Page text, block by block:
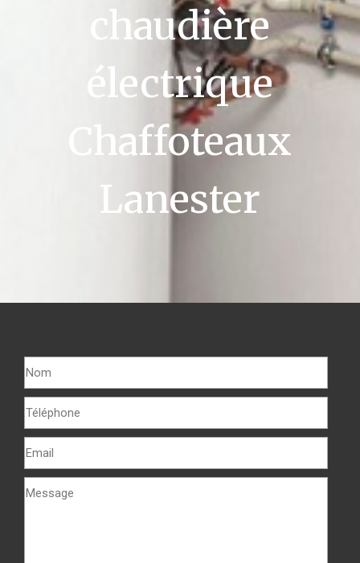
chaudière
électrique
Chaffoteaux
Lanester